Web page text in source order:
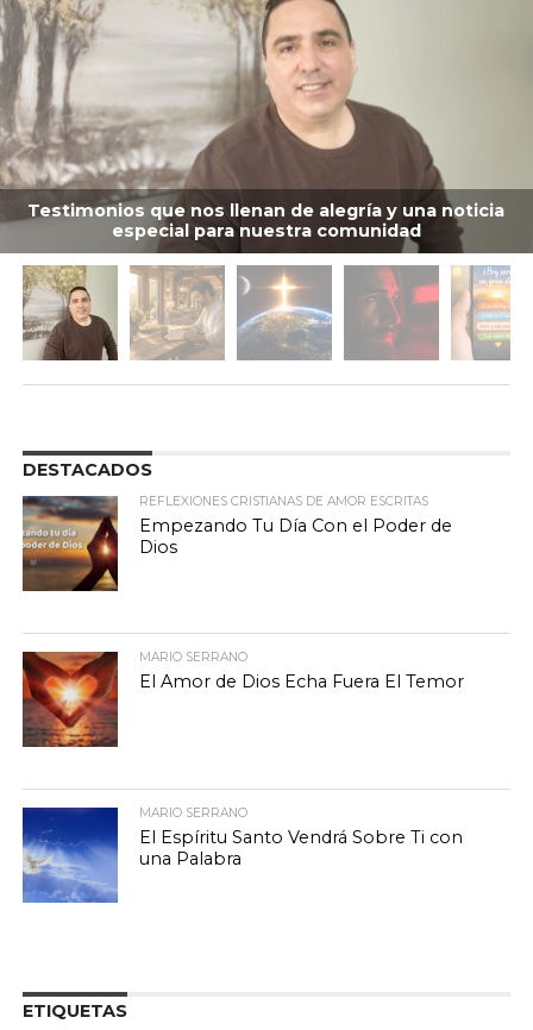
Testimonios que nos llenan de alegría y una noticia
especial para nuestra comunidad
DESTACADOS
REFLEXIONES CRISTIANAS DE AMOR ESCRITAS
Empezando Tu Día Con el Poder de
Dios
MARIO SERRANO
El Amor de Dios Echa Fuera El Temor
MARIO SERRANO
El Espíritu Santo Vendrá Sobre Ti con
una Palabra
ETIQUETAS